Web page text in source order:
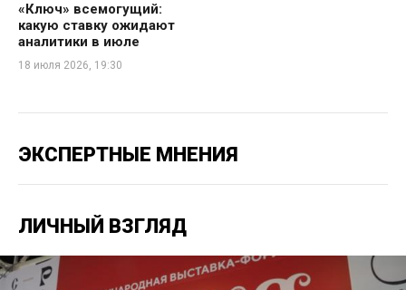
«Ключ» всемогущий:
какую ставку ожидают
аналитики в июле
18 июля 2026, 19:30
ЭКСПЕРТНЫЕ МНЕНИЯ
ЛИЧНЫЙ ВЗГЛЯД